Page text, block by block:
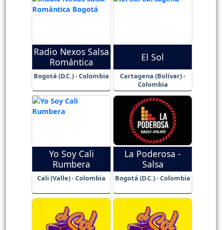
Radio Nexos Salsa
Romántica
Bogotá (D.C.) - Colombia
El Sol
Cartagena (Bolívar) -
Colombia
Yo Soy Cali
Rumbera
Cali (Valle) - Colombia
La Poderosa -
Salsa
Bogotá (D.C.) - Colombia